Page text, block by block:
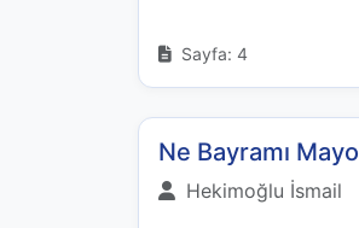
Sayfa: 4
Ne Bayramı Mayo
Hekimoğlu İsmail